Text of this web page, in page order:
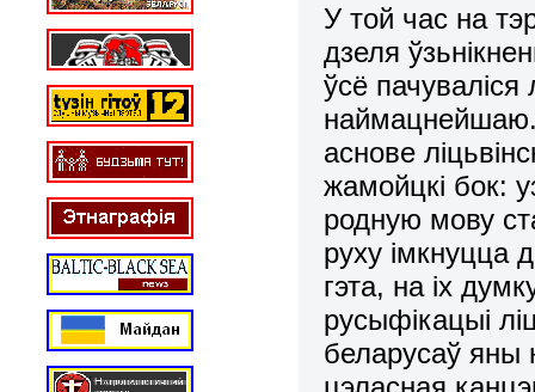
У той час на
дзеля
ўсё
аснове
жамойцкі бок:
родную мову
руху імкнуцца
гэта, на іх
русыфікацыі
беларусаў яны